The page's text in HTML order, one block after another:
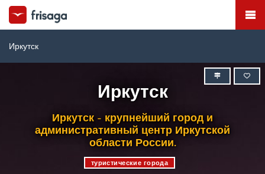
Иркутск
Иркутск
Иркутск - крупнейший город и
административный центр Иркутской
области России.
туристические города